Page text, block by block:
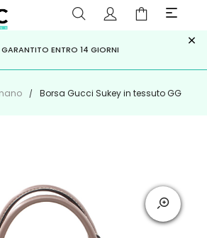
KLARNA,HEYLIGHT, APPAGO
PER NON PERDERE SCONTI E
IMPERDIBILI!
GARANTITO ENTRO 14 GIORNI ×
Borsa Gucci Sukey in tessuto GG